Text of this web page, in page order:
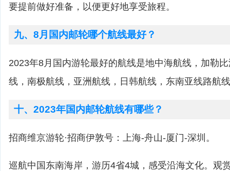
要提前做好准备，以便更好地享受旅程。
九、8月国内邮轮哪个航线最好？
2023年8月国内游轮最好的航线是地中海航线，加勒
线，南极航线，亚洲航线，日韩航线，东南亚线路航
十、2023年国内邮轮航线有哪些？
招商维京游轮·招商伊敦号：上海-舟山-厦门-深圳。
巡航中国东南海岸，游历4省4城，感受沿海文化。观